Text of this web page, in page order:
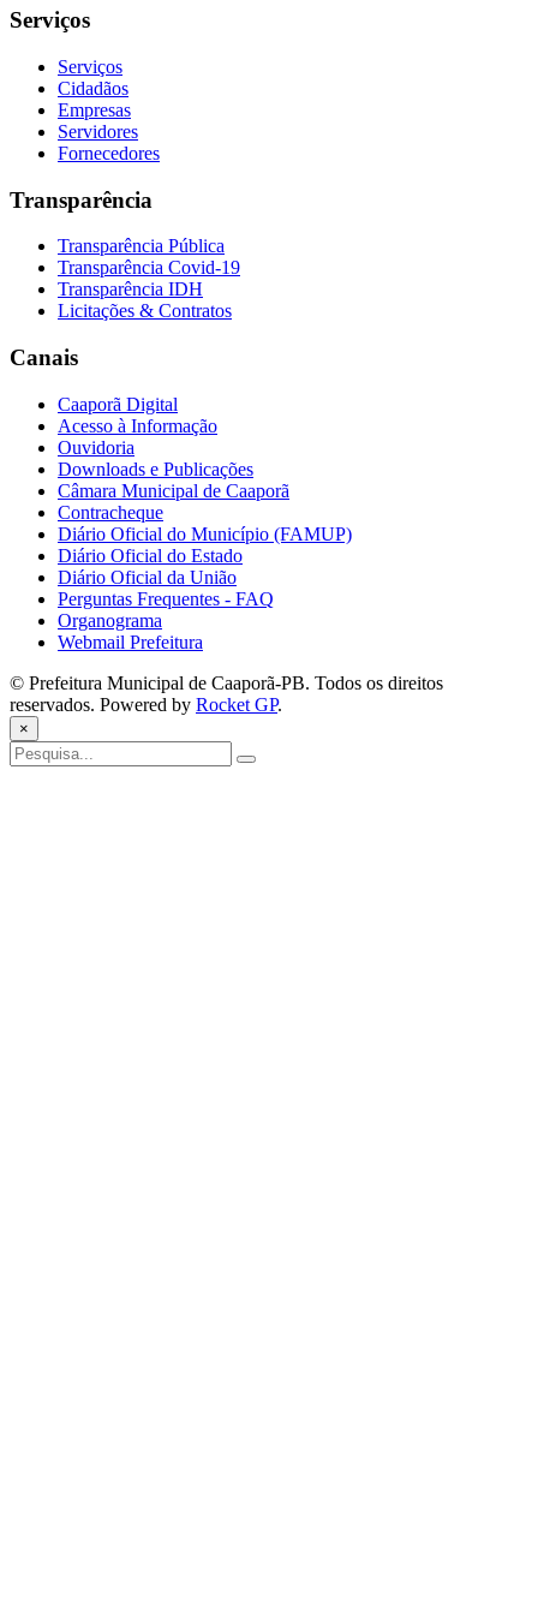
Serviços
Serviços
Cidadãos
Empresas
Servidores
Fornecedores
Transparência
Transparência Pública
Transparência Covid-19
Transparência IDH
Licitações & Contratos
Canais
Caaporã Digital
Acesso à Informação
Ouvidoria
Downloads e Publicações
Câmara Municipal de Caaporã
Contracheque
Diário Oficial do Município (FAMUP)
Diário Oficial do Estado
Diário Oficial da União
Perguntas Frequentes - FAQ
Organograma
Webmail Prefeitura
© Prefeitura Municipal de Caaporã-PB. Todos os direitos
reservados. Powered by Rocket GP.
×